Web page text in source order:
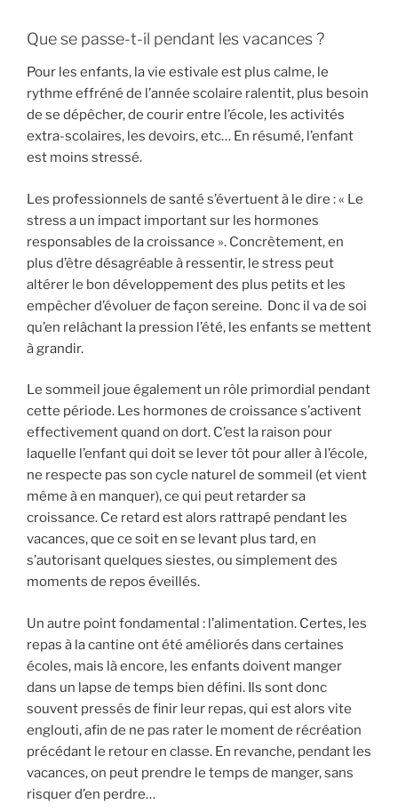
Que se passe-t-il pendant les vacances ?
Pour les enfants, la vie estivale est plus calme, le
rythme effréné de l’année scolaire ralentit, plus besoin
de se dépêcher, de courir entre l’école, les activités
extra-scolaires, les devoirs, etc… En résumé, l’enfant
est moins stressé.
Les professionnels de santé s’évertuent à le dire : « Le
stress a un impact important sur les hormones
responsables de la croissance ». Concrètement, en
plus d’être désagréable à ressentir, le stress peut
altérer le bon développement des plus petits et les
empêcher d’évoluer de façon sereine. Donc il va de soi
qu’en relâchant la pression l’été, les enfants se mettent
à grandir.
Le sommeil joue également un rôle primordial pendant
cette période. Les hormones de croissance s’activent
effectivement quand on dort. C’est la raison pour
laquelle l’enfant qui doit se lever tôt pour aller à l’école,
ne respecte pas son cycle naturel de sommeil (et vient
même à en manquer), ce qui peut retarder sa
croissance. Ce retard est alors rattrapé pendant les
vacances, que ce soit en se levant plus tard, en
s’autorisant quelques siestes, ou simplement des
moments de repos éveillés.
Un autre point fondamental : l’alimentation. Certes, les
repas à la cantine ont été améliorés dans certaines
écoles, mais là encore, les enfants doivent manger
dans un lapse de temps bien défini. Ils sont donc
souvent pressés de finir leur repas, qui est alors vite
englouti, afin de ne pas rater le moment de récréation
précédant le retour en classe. En revanche, pendant les
vacances, on peut prendre le temps de manger, sans
risquer d’en perdre…